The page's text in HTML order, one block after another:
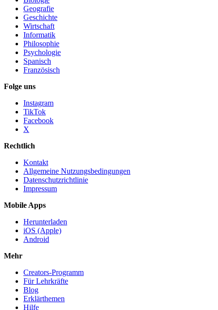
Geografie
Geschichte
Wirtschaft
Informatik
Philosophie
Psychologie
Spanisch
Französisch
Folge uns
Instagram
TikTok
Facebook
X
Rechtlich
Kontakt
Allgemeine Nutzungsbedingungen
Datenschutzrichtlinie
Impressum
Mobile Apps
Herunterladen
iOS (Apple)
Android
Mehr
Creators-Programm
Für Lehrkräfte
Blog
Erklärthemen
Hilfe